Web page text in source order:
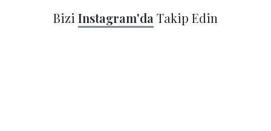
Bizi Instagram'da Takip Edin